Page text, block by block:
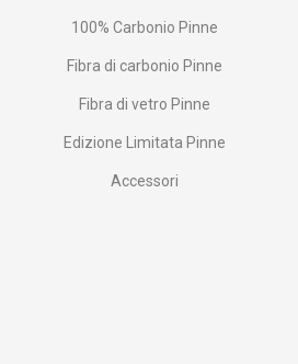
100% Carbonio Pinne
Fibra di carbonio Pinne
Fibra di vetro Pinne
Edizione Limitata Pinne
Accessori